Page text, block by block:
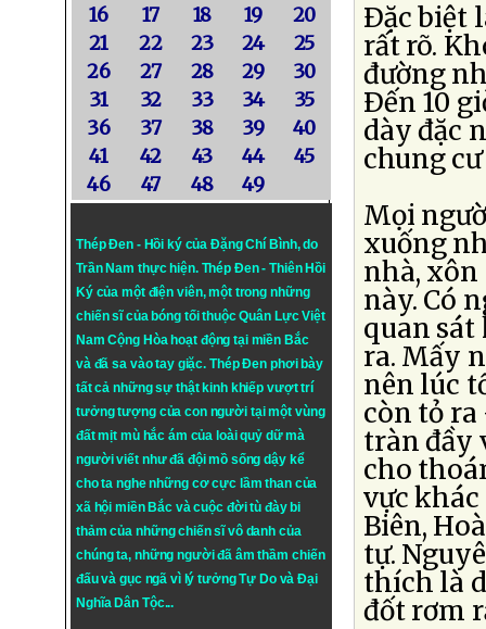
16
17 18 19
20
21
22 23 24
25
26
27 28 29
30
31
32 33 34
35
36
37 38 39
40
41
42 43 44
45
46
47 48 49
Thép Đen - Hồi ký của Đặng Chí Bình, do
Trần Nam thực hiện. Thép Đen- Thiên Hồi
Ký của một điện viên, một trong những
chiến sĩ của bóng tối thuộc Quân Lực Việt
Nam Cộng Hòa hoạt động tại miền Bắc
và đã sa vào tay giặc. Thép Đen phơi bày
tất cả những sự thật kinh khiếp vượt trí
tưởng tượng của con người tại một vùng
đất mịt mù hắc ám của loài quỷ dữ mà
người viết như đã đội mồ sống dậy kể
cho ta nghe những cơ cực lầm than của
xã hội miền Bắc và cuộc đời tù đày bi
thảm của những chiến sĩ vô danh của
chúng ta, những người đã âm thầm chiến
đấu và gục ngã vì lý tưởngTự DovàĐại
Nghĩa Dân Tộc...
Ðặc biệt
rất rõ.
đường
Ðến 10
dày đặc
chung
Mọi
xuống
nhà,
này. Có
quan
ra. Mấy
nên lúc
còn tỏ
tràn đầy
cho
vực
Biên,
tự.
thích là
đốt rơm